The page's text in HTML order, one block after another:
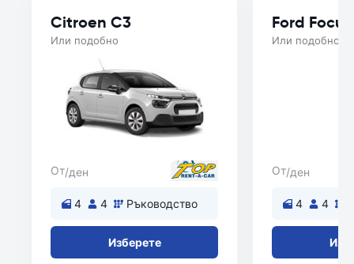
Citroen C3
Или подобно
От/ден
4 4 Ръководство
Изберете
Ford Focus
Или подобно
От/ден
4 4